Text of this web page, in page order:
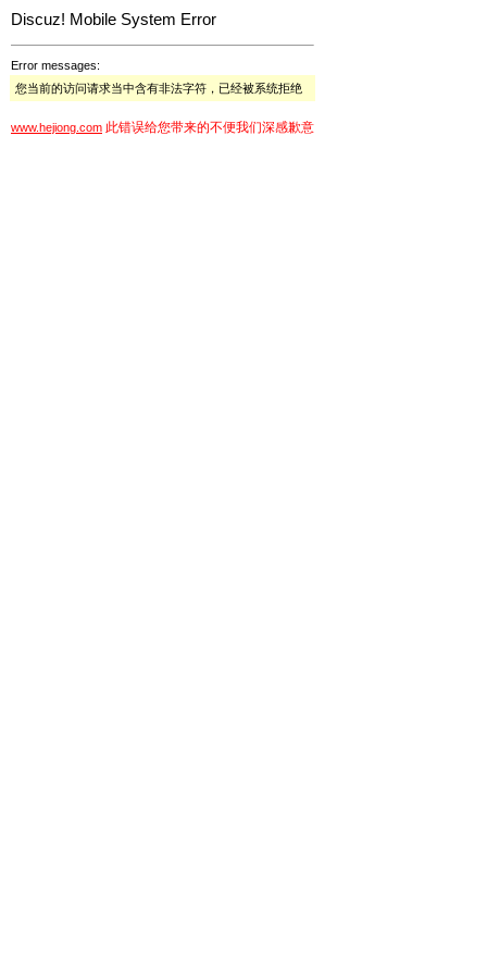
Discuz! Mobile System Error
Error messages:
您当前的访问请求当中含有非法字符，已经被系统拒绝
www.hejiong.com 此错误给您带来的不便我们深感歉意